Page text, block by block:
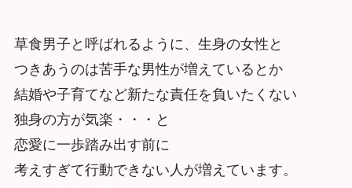
草⾷男⼦と呼ばれるように、⽣⾝の⼥性と
つきあうのは苦⼿な男性が増えているとか
結婚や⼦育てなど新たな責任を負いたくない
独⾝の⽅が気楽・・・と
恋愛に⼀歩踏み出す前に
考えすぎて⾏動できない⼈が増えています。